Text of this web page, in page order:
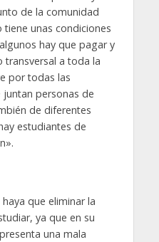
de la comunidad
tiene unas condiciones
hay que pagar y
transversal a toda la
por todas las
personas de
de diferentes
estudiantes de
que eliminar la
ya que en su
una mala